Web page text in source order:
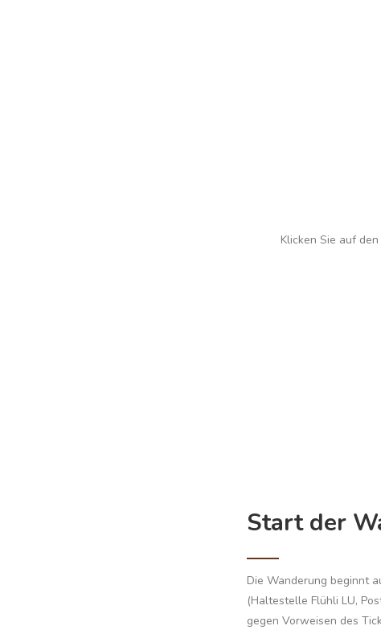
Klicken Sie auf
Start der
Die Wanderung beginnt
(Haltestelle Flühli LU,
gegen Vorweisen des